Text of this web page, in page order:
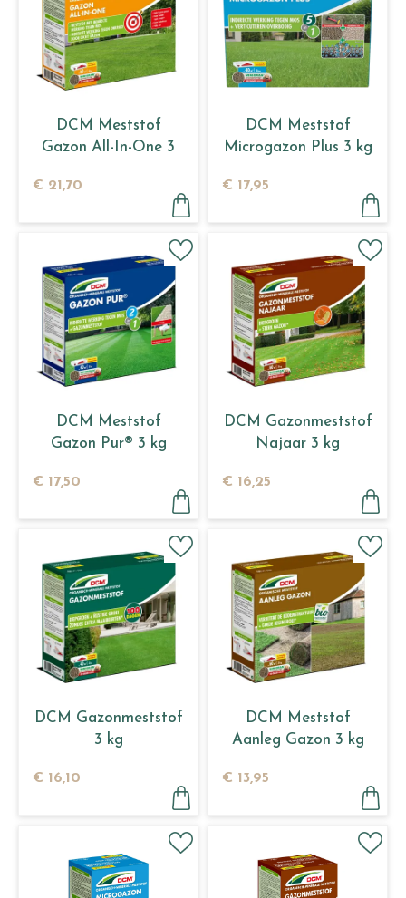
DCM Meststof
Gazon All-In-One 3
€ 21,70
DCM Meststof
Microgazon Plus 3 kg
€ 17,95
DCM Meststof
Gazon Pur® 3 kg
€ 17,50
DCM Gazonmeststof
Najaar 3 kg
€ 16,25
DCM Gazonmeststof
3 kg
€ 16,10
DCM Meststof
Aanleg Gazon 3 kg
€ 13,95